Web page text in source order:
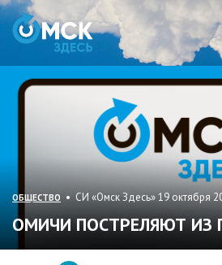
ОБЩЕСТВО • СИ «Омск Здесь» 19 октября
ОМИЧИ ПОСТРЕЛЯЮТ ИЗ